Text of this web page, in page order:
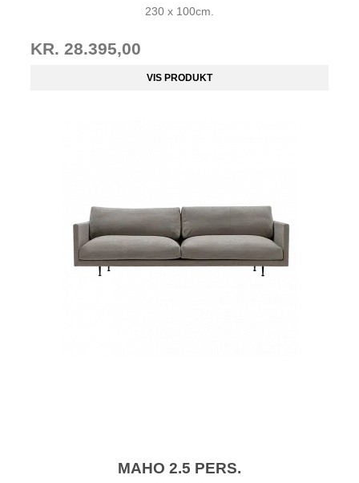
230 x 100cm.
KR. 28.395,00
VIS PRODUKT
MAHO 2.5 PERS.